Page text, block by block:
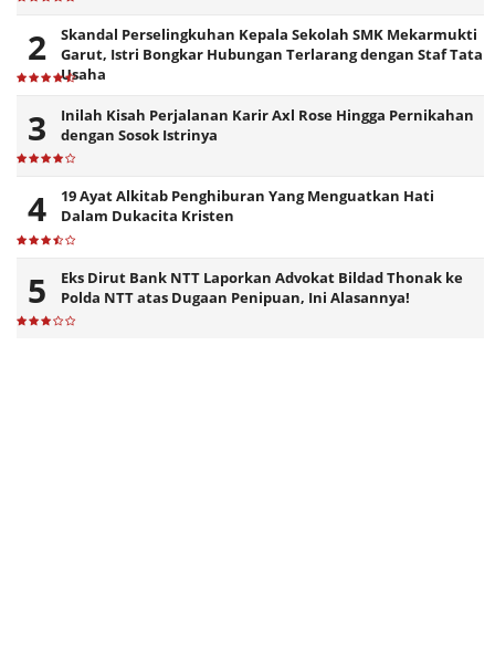
Skandal Perselingkuhan Kepala Sekolah SMK Mekarmukti
Garut, Istri Bongkar Hubungan Terlarang dengan Staf Tata
Usaha
Inilah Kisah Perjalanan Karir Axl Rose Hingga Pernikahan
dengan Sosok Istrinya
19 Ayat Alkitab Penghiburan Yang Menguatkan Hati
Dalam Dukacita Kristen
Eks Dirut Bank NTT Laporkan Advokat Bildad Thonak ke
Polda NTT atas Dugaan Penipuan, Ini Alasannya!